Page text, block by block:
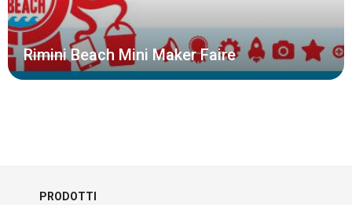
Rimini Beach Mini Maker Faire
PRODOTTI